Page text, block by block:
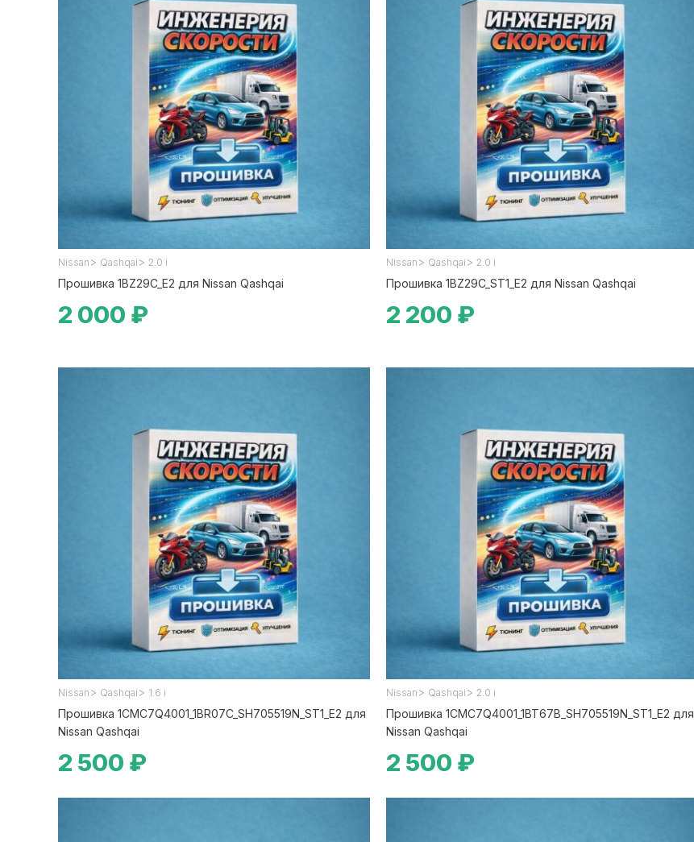
Nissan > Qashqai > 2.0 i
Прошивка 1BZ29C_E2 для Nissan Qashqai
2 000 ₽
Nissan > Qashqai > 2.0 i
Прошивка 1BZ29C_ST1_E2 для Nissan Qashqai
2 200 ₽
Nissan > Qashqai > 1.6 i
Прошивка 1CMC7Q4001_1BR07C_SH705519N_ST1_E2 для
Nissan Qashqai
2 500 ₽
Nissan > Qashqai > 2.0 i
Прошивка 1CMC7Q4001_1BT67B_SH705519N_ST1_E2 для
Nissan Qashqai
2 500 ₽